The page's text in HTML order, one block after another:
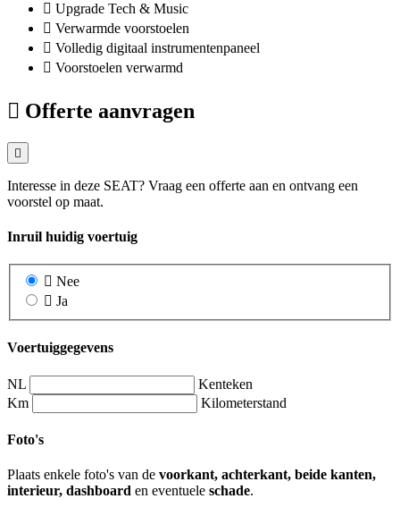
Upgrade Tech & Music
Verwarmde voorstoelen
Volledig digitaal instrumentenpaneel
Voorstoelen verwarmd
Offerte aanvragen
Interesse in deze SEAT? Vraag een offerte aan en ontvang een
voorstel op maat.
Inruil huidig voertuig
Nee
Ja
Voertuiggegevens
NL
Kenteken
Km
Kilometerstand
Foto's
Plaats enkele foto's van de voorkant, achterkant, beide kanten,
interieur, dashboard en eventuele schade.